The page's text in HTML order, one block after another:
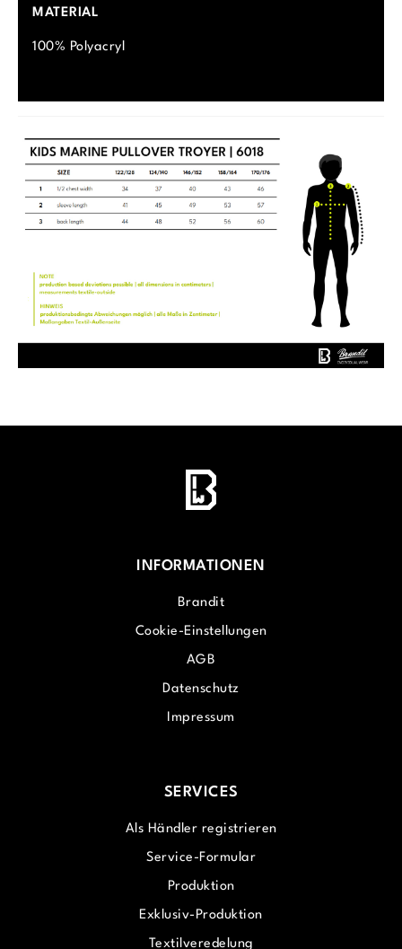
MATERIAL
100% Polyacryl
INFORMATIONEN
Brandit
Cookie-Einstellungen
AGB
Datenschutz
Impressum
SERVICES
Als Händler registrieren
Service-Formular
Produktion
Exklusiv-Produktion
Textilveredelung